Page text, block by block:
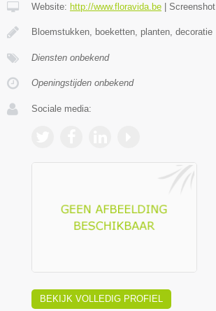
Website: http://www.floravida.be | Screenshot
Bloemstukken, boeketten, planten, decoratie
Diensten onbekend
Openingstijden onbekend
Sociale media:
BEKIJK VOLLEDIG PROFIEL